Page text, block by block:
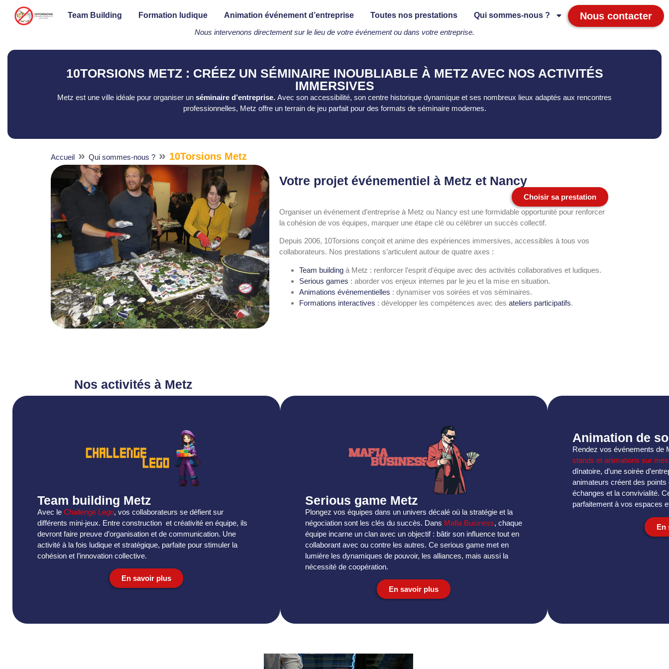
Team Building Formation ludique Animation événement d’entreprise Toutes nos prestations Qui sommes-nous ? Nous contacter
Nous intervenons directement sur le lieu de votre événement ou dans votre entreprise.
10TORSIONS METZ : CRÉEZ UN SÉMINAIRE INOUBLIABLE À METZ AVEC NOS ACTIVITÉS
IMMERSIVES
Metz est une ville idéale pour organiser un séminaire d’entreprise. Avec son accessibilité, son centre historique dynamique et ses nombreux lieux adaptés aux rencontres
professionnelles, Metz offre un terrain de jeu parfait pour des formats de séminaire modernes.
Accueil » Qui sommes-nous ? » 10Torsions Metz
Votre projet événementiel à Metz et Nancy
Choisir sa prestation
Organiser un événement d’entreprise à Metz ou Nancy est une formidable opportunité pour renforcer
la cohésion de vos équipes, marquer une étape clé ou célébrer un succès collectif.
Depuis 2006, 10Torsions conçoit et anime des expériences immersives, accessibles à tous vos
collaborateurs. Nos prestations s’articulent autour de quatre axes :
Team building à Metz : renforcer l’esprit d’équipe avec des activités collaboratives et ludiques.
Serious games : aborder vos enjeux internes par le jeu et la mise en situation.
Animations événementielles : dynamiser vos soirées et vos séminaires.
Formations interactives : développer les compétences avec desateliers participatifs.
Nos activités à Metz
Team building Metz
Avec le Challenge Lego, vos collaborateurs se défient sur
différents mini-jeux. Entre construction et créativité en équipe, ils
devront faire preuve d’organisation et de communication. Une
activité à la fois ludique et stratégique, parfaite pour stimuler la
cohésion et l’innovation collective.
En savoir plus
Serious game Metz
Plongez vos équipes dans un univers décalé où la stratégie et la
négociation sont les clés du succès. Dans Mafia Business, chaque
équipe incarne un clan avec un objectif : bâtir son influence tout en
collaborant avec ou contre les autres. Ce serious game met en
lumière les dynamiques de pouvoir, les alliances, mais aussi la
nécessité de coopération.
En savoir plus
Animation de
Rendez vos événements de
stands et animations sur
dînatoire, d’une soirée
animateurs créent des points
échanges et la convivialité.
parfaitement à vos espaces
En